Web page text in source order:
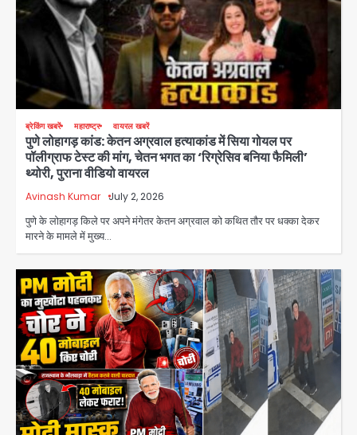
ब्रेकिंग खबरें महाराष्ट्र वायरल खबरें
पुणे लोहागड़ कांड: केतन अग्रवाल हत्याकांड में सिया गोयल पर
पॉलीग्राफ टेस्ट की मांग, चेतन भगत का ‘रिग्रेसिव बनिया फैमिली’
थ्योरी, पुराना वीडियो वायरल
Avinash Kumar July 2, 2026
पुणे के लोहागड़ किले पर अपने मंगेतर केतन अग्रवाल को कथित तौर पर धक्का देकर
मारने के मामले में मुख्य…